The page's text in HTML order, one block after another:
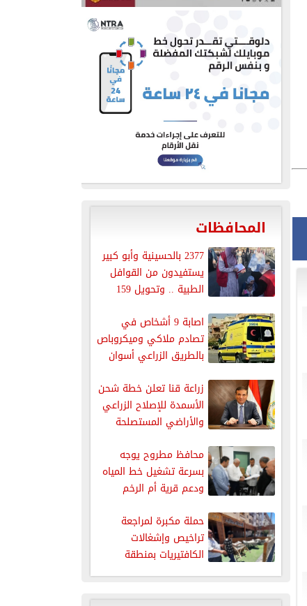
المحافظات
2377 بالحسينية وأبو كبير
يستفيدون من القوافل
الطبية .. وتحويل 159
اصابة 9 أشخاص في
تصادم ملاكي وميكروباص
بالطريق الزراعي أسوان
زراعة قنا تعلن خطة شحن
الأسمدة للإصلاح الزراعي
والأراضي المستصلحة
محافظ مطروح يوجه
بسرعة تشغيل خط المياه
ودعم قرية أم الرخم
حملة مكبرة لمراجعة
تراخيص وإشغالات
الكافتيريات بمنطقة
الذهبية بالغردقة